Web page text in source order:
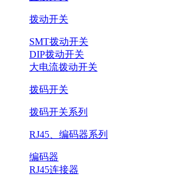
拨动开关
SMT拨动开关
DIP拨动开关
大电流拨动开关
拨码开关
拨码开关系列
RJ45、编码器系列
编码器
RJ45连接器